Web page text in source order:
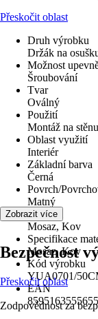
Přeskočit oblast
Druh výrobku
Držák na
Možnost
Šroubování
Tvar
Oválný
Použití
Montáž na stěnu
Oblast využití
Interiér
Základní barva
Černá
Povrch/
Matný
Materiál
Mosaz, Kov
Specifikace
Mosaz, Kov
Kód výrobku
YUA0701/
EAN
8595163555655
Zobrazit více
Bezpečnost
Přeskočit oblast
Zodpovědnost za